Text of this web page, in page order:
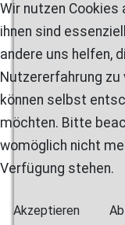
Wir nutzen Cookies
ihnen sind
andere uns helfen,
Nutzererfahrung zu
können selbst
möchten. Bitte
womöglich nicht
Verfügung stehen.
Akzeptieren